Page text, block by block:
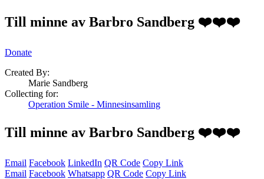
Till minne av Barbro Sandberg ❤️❤️❤️
Donate
Created By:
Marie Sandberg
Collecting for:
Operation Smile - Minnesinsamling
Till minne av Barbro Sandberg ❤️❤️❤️
Email Facebook LinkedIn QR Code Copy Link
Email Facebook Whatsapp QR Code Copy Link